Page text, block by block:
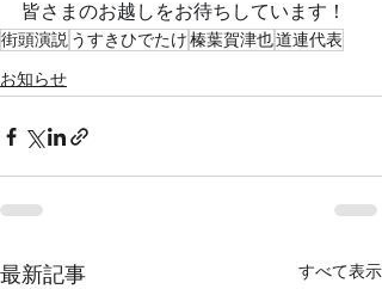
皆さまのお越しをお待ちしています！
街頭演説 うすきひでたけ榛葉賀津也道連代表
お知らせ
最新記事 すべて表示